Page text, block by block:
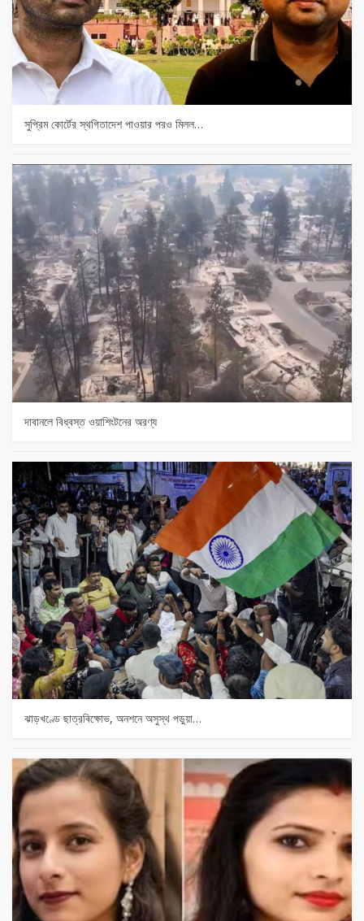
সুপ্রিম কোর্টের স্থগিতাদেশ পাওয়ার পর‌ও মিলল…
দাবানলে বিধ্বস্ত ওয়াশিংটনের অরণ্য
ঝাড়খণ্ডে ছাত্রবিক্ষোভ, অনশনে অসুস্থ পড়ুয়া…